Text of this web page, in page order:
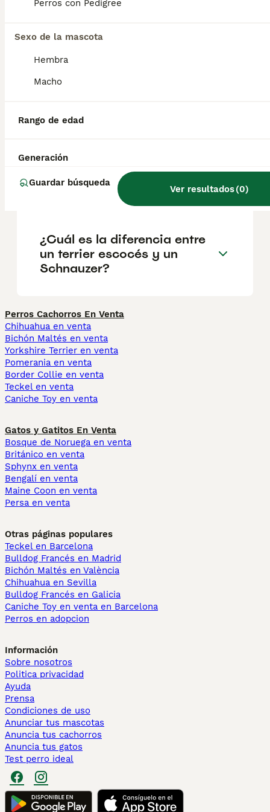
Perros con Pedigree
Sexo de la mascota
Hembra
Macho
Rango de edad
Generación
Guardar búsqueda
Ver resultados(0)
¿Cuántos cachorros puede
¿Cuánto puede vivir un
¿Cuándo deja de crecer un
schnauzer gigante?
¿Cuál es la diferencia entre
un terrier escocés y un
Schnauzer?
Perros Cachorros En Venta
Chihuahua en venta
Bichón Maltés en venta
Yorkshire Terrier en venta
Pomerania en venta
Border Collie en venta
Teckel en venta
Caniche Toy en venta
Gatos y Gatitos En Venta
Bosque de Noruega en venta
Británico en venta
Sphynx en venta
Bengalí en venta
Maine Coon en venta
Persa en venta
Otras páginas populares
Teckel en Barcelona
Bulldog Francés en Madrid
Bichón Maltés en València
Chihuahua en Sevilla
Bulldog Francés en Galicia
Caniche Toy en venta en Barcelona
Perros en adopcion
Información
Sobre nosotros
Politica privacidad
Ayuda
Prensa
Condiciones de uso
Anunciar tus mascotas
Anuncia tus cachorros
Anuncia tus gatos
Test perro ideal